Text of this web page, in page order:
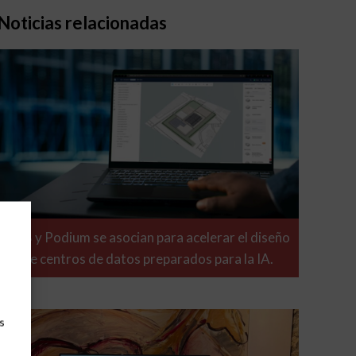
relacionadas
ABB y Podium se asocian para acelerar el diseño
de centros de datos preparados para la IA.